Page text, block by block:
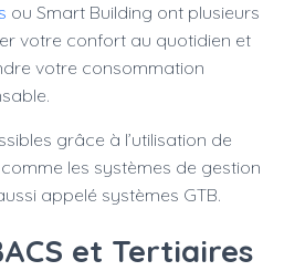
A
T
ou Smart Building ont plusieurs
votre confort au quotidien et
votre consommation
grâce à l’utilisation de
les systèmes de gestion
appelé systèmes GTB.
et Tertiaires